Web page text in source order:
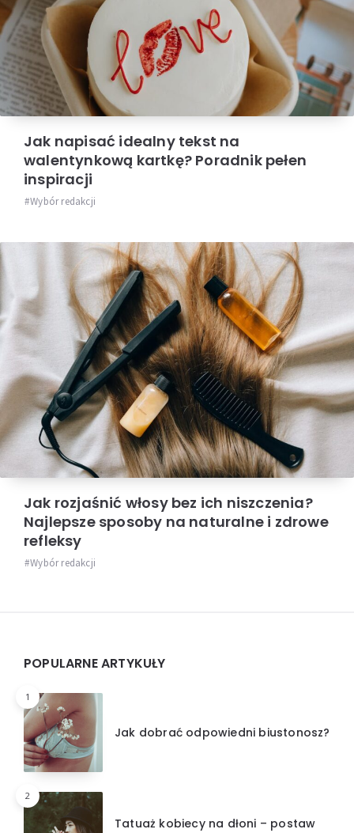
Jak napisać idealny tekst na
walentynkową kartkę? Poradnik pełen
inspiracji
Wybór redakcji
Jak rozjaśnić włosy bez ich niszczenia?
Najlepsze sposoby na naturalne i zdrowe
refleksy
Wybór redakcji
Widgets
POPULARNE ARTYKUŁY
1
Jak dobrać odpowiedni biustonosz?
2
Tatuaż kobiecy na dłoni – postaw